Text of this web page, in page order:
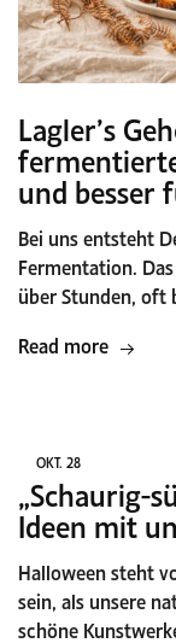
Lagler’s
und besser
Bei uns entsteht
Fermentation.
über Stunden, oft
Read more
OKT. 28
„Schaurig-
Ideen mit
Halloween steht
sein, als unsere
schöne